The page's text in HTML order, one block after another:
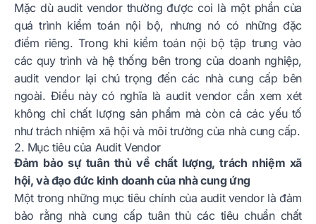
Mặc dù audit vendor thường được coi là một phần của
quá trình kiểm toán nội bộ, nhưng nó có những đặc
điểm riêng. Trong khi kiểm toán nội bộ tập trung vào
các quy trình và hệ thống bên trong của doanh nghiệp,
audit vendor lại chú trọng đến các nhà cung cấp bên
ngoài. Điều này có nghĩa là audit vendor cần xem xét
không chỉ chất lượng sản phẩm mà còn cả các yếu tố
như trách nhiệm xã hội và môi trường của nhà cung cấp.
2. Mục tiêu của Audit Vendor
Đảm bảo sự tuân thủ về chất lượng, trách nhiệm xã
hội, và đạo đức kinh doanh của nhà cung ứng
Một trong những mục tiêu chính của audit vendor là đảm
bảo rằng nhà cung cấp tuân thủ các tiêu chuẩn chất